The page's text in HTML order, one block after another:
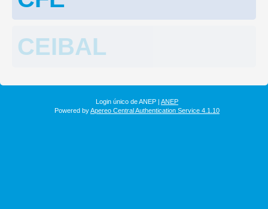
CEIBAL
Login único de ANEP | ANEP
Powered byApereo Central Authentication Service 4.1.10